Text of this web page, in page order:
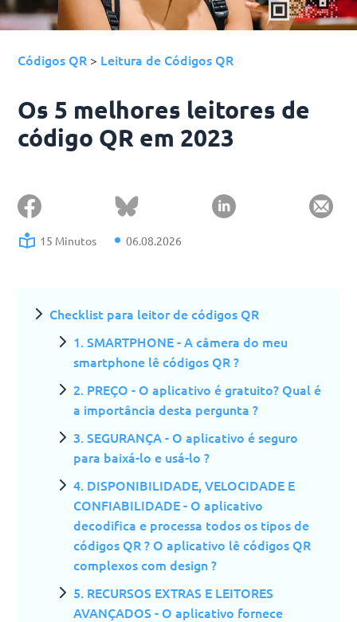
Códigos QR > Leitura de Códigos QR
Os 5 melhores leitores de
código QR em 2023
15 Minutos 06.08.2026
Checklist para leitor de códigos QR
1. SMARTPHONE - A câmera do meu
smartphone lê códigos QR ?
2. PREÇO - O aplicativo é gratuito? Qual é
a importância desta pergunta ?
3. SEGURANÇA - O aplicativo é seguro
para baixá-lo e usá-lo ?
4. DISPONIBILIDADE, VELOCIDADE E
CONFIABILIDADE - O aplicativo
decodifica e processa todos os tipos de
códigos QR ? O aplicativo lê códigos QR
complexos com design ?
5. RECURSOS EXTRAS E LEITORES
AVANÇADOS - O aplicativo fornece